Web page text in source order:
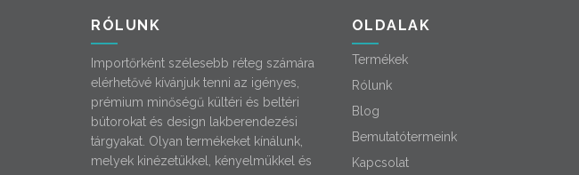
RÓLUNK
Importőrként szélesebb réteg számára
elérhetővé kívánjuk tenni az igényes,
prémium minőségű kültéri és beltéri
bútorokat és design lakberendezési
tárgyakat. Olyan termékeket kínálunk,
melyek kinézetükkel, kényelmükkel és
OLDALAK
Termékek
Rólunk
Blog
Bemutatótermeink
Kapcsolat